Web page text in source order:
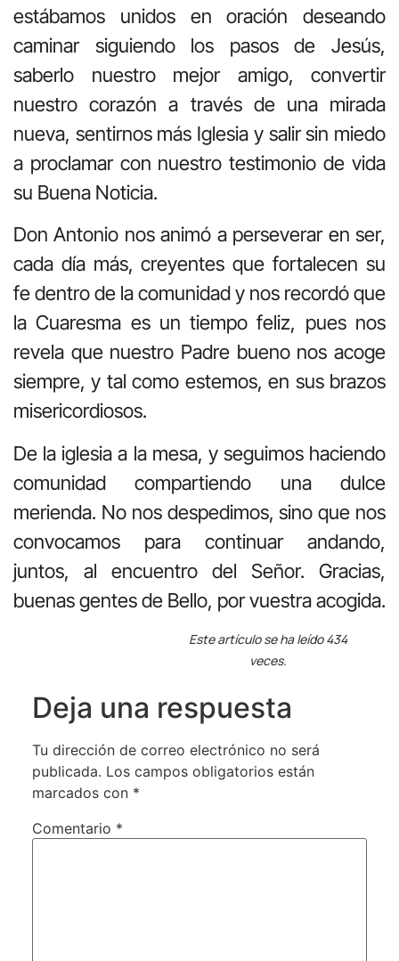
estábamos unidos en oración deseando
caminar siguiendo los pasos de Jesús,
saberlo nuestro mejor amigo, convertir
nuestro corazón a través de una mirada
nueva, sentirnos más Iglesia y salir sin miedo
a proclamar con nuestro testimonio de vida
su Buena Noticia.
Don Antonio nos animó a perseverar en ser,
cada día más, creyentes que fortalecen su
fe dentro de la comunidad y nos recordó que
la Cuaresma es un tiempo feliz, pues nos
revela que nuestro Padre bueno nos acoge
siempre, y tal como estemos, en sus brazos
misericordiosos.
De la iglesia a la mesa, y seguimos haciendo
comunidad compartiendo una dulce
merienda. No nos despedimos, sino que nos
convocamos para continuar andando,
juntos, al encuentro del Señor. Gracias,
buenas gentes de Bello, por vuestra acogida.
Este artículo se ha leído 434
veces.
Deja una respuesta
Tu dirección de correo electrónico no será
publicada. Los campos obligatorios están
marcados con *
Comentario *